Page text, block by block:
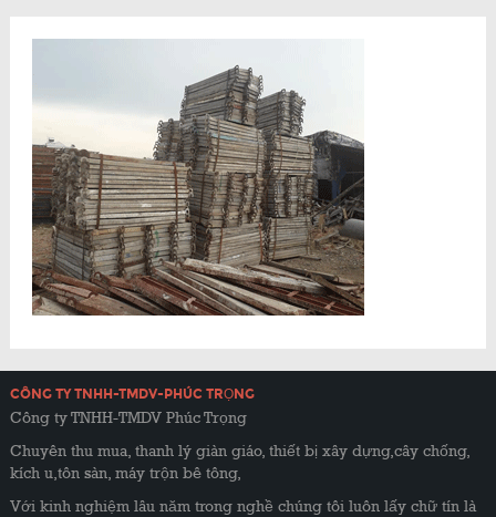
CÔNG TY TNHH-TMDV-PHÚC TRỌNG
Công ty TNHH-TMDV Phúc Trọng
Chuyên thu mua, thanh lý giàn giáo, thiết bị xây dựng,cây chống,
kích u,tôn sàn, máy trộn bê tông,
Với kinh nghiệm lâu năm trong nghề chúng tôi luôn lấy chữ tín là